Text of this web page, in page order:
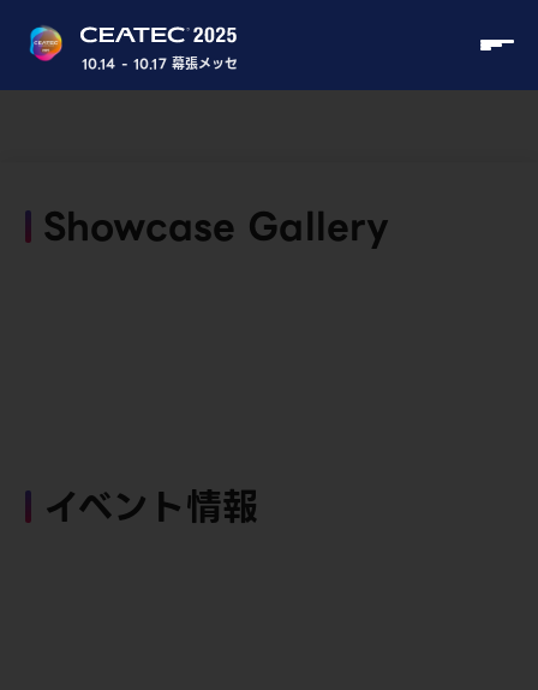
10.14 - 10.17 幕張メッセ
Showcase Gallery
イベント情報